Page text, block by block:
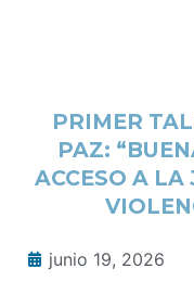
PRIMER
PAZ:
ACCESO A LA
junio 19, 2026